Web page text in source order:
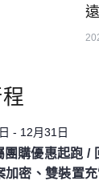
- 12月31日
團購優惠起跑 /
加密、雙裝置